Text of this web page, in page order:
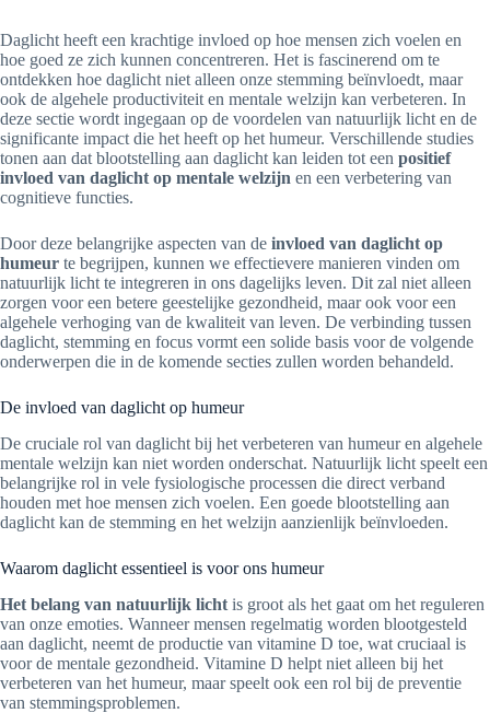
Daglicht heeft een krachtige invloed op hoe mensen zich voelen en
hoe goed ze zich kunnen concentreren. Het is fascinerend om te
ontdekken hoe daglicht niet alleen onze stemming beïnvloedt, maar
ook de algehele productiviteit en mentale welzijn kan verbeteren. In
deze sectie wordt ingegaan op de voordelen van natuurlijk licht en de
significante impact die het heeft op het humeur. Verschillende studies
tonen aan dat blootstelling aan daglicht kan leiden tot een positief
invloed van daglicht op mentale welzijn en een verbetering van
cognitieve functies.
Door deze belangrijke aspecten van de invloed van daglicht op
humeur te begrijpen, kunnen we effectievere manieren vinden om
natuurlijk licht te integreren in ons dagelijks leven. Dit zal niet alleen
zorgen voor een betere geestelijke gezondheid, maar ook voor een
algehele verhoging van de kwaliteit van leven. De verbinding tussen
daglicht, stemming en focus vormt een solide basis voor de volgende
onderwerpen die in de komende secties zullen worden behandeld.
De invloed van daglicht op humeur
De cruciale rol van daglicht bij het verbeteren van humeur en algehele
mentale welzijn kan niet worden onderschat. Natuurlijk licht speelt een
belangrijke rol in vele fysiologische processen die direct verband
houden met hoe mensen zich voelen. Een goede blootstelling aan
daglicht kan de stemming en het welzijn aanzienlijk beïnvloeden.
Waarom daglicht essentieel is voor ons humeur
Het belang van natuurlijk licht is groot als het gaat om het reguleren
van onze emoties. Wanneer mensen regelmatig worden blootgesteld
aan daglicht, neemt de productie van vitamine D toe, wat cruciaal is
voor de mentale gezondheid. Vitamine D helpt niet alleen bij het
verbeteren van het humeur, maar speelt ook een rol bij de preventie
van stemmingsproblemen.